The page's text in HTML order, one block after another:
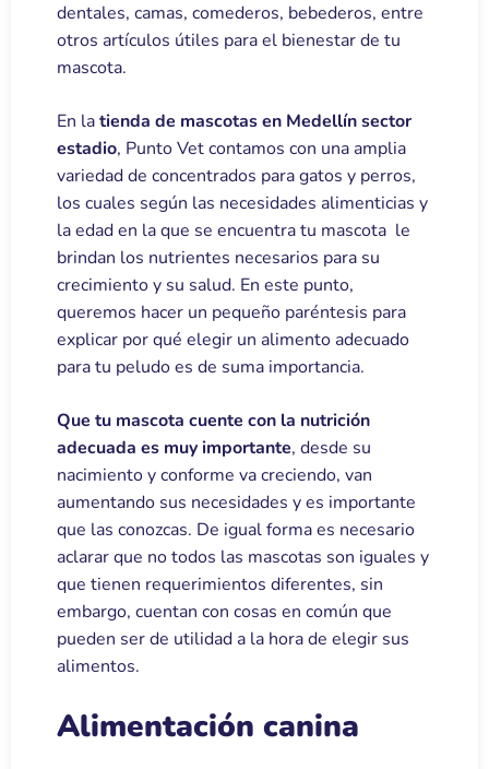
dentales, camas, comederos, bebederos, entre
otros artículos útiles para el bienestar de tu
mascota.
En latienda de mascotas en Medellín sector
estadio, Punto Vet contamos con una amplia
variedad de concentrados para gatos y perros,
los cuales según las necesidades alimenticias y
la edad en la que se encuentra tu mascota le
brindan los nutrientes necesarios para su
crecimiento y su salud. En este punto,
queremos hacer un pequeño paréntesis para
explicar por qué elegir un alimento adecuado
para tu peludo es de suma importancia.
Que tu mascota cuente con la nutrición
adecuada es muy importante, desde su
nacimiento y conforme va creciendo, van
aumentando sus necesidades y es importante
que las conozcas. De igual forma es necesario
aclarar que no todos las mascotas son iguales y
que tienen requerimientos diferentes, sin
embargo, cuentan con cosas en común que
pueden ser de utilidad a la hora de elegir sus
alimentos.
Alimentación canina